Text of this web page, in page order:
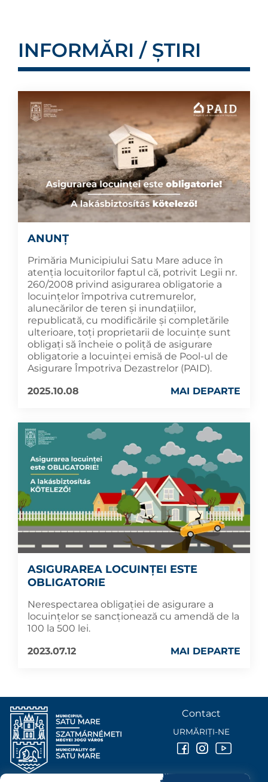
INFORMĂRI / ȘTIRI
ANUNȚ
Primăria Municipiului Satu Mare aduce în
atenția locuitorilor faptul că, potrivit Legii nr.
260/2008 privind asigurarea obligatorie a
locuinţelor împotriva cutremurelor,
alunecărilor de teren şi inundaţiilor,
republicată, cu modificările și completările
ulterioare, toți proprietarii de locuințe sunt
obligați să încheie o poliță de asigurare
obligatorie a locuinței emisă de Pool-ul de
Asigurare Împotriva Dezastrelor (PAID).
2025.10.08
MAI DEPARTE
ASIGURAREA LOCUINȚEI ESTE
OBLIGATORIE
Nerespectarea obligaţiei de asigurare a
locuinţelor se sancţionează cu amendă de la
100 la 500 lei.
2023.07.12
MAI DEPARTE
Contact
URMĂRIȚI-NE